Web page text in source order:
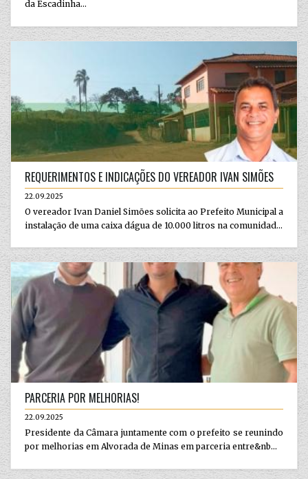
da Escadinha...
REQUERIMENTOS E INDICAÇÕES DO VEREADOR IVAN SIMÕES
22.09.2025
O vereador Ivan Daniel Simões solicita ao Prefeito Municipal a
instalação de uma caixa dágua de 10.000 litros na comunidad...
PARCERIA POR MELHORIAS!
22.09.2025
Presidente da Câmara juntamente com o prefeito se reunindo
por melhorias em Alvorada de Minas em parceria entre&nb...